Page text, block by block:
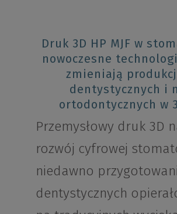
Druk 3D HP MJF w
nowoczesne
zmieniają
dentystycznych i
ortodontycznych w
Przemysłowy druk 3D
rozwój cyfrowej
niedawno
dentystycznych